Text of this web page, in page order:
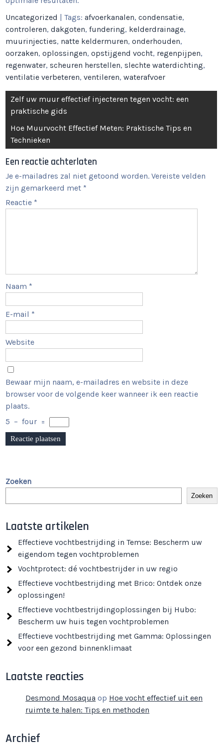
Uncategorized | Tags:afvoerkanalen,condensatie,
controleren,dakgoten,fundering, kelderdrainage,
muurinjecties, natte keldermuren,onderhouden,
oorzaken,oplossingen,opstijgend vocht, regenpijpen,
regenwater,scheuren herstellen,slechte waterdichting,
ventilatie verbeteren,ventileren,waterafvoer
Berichtnavigatie
Zelf uw muur effectief injecteren tegen vocht: een
praktische gids
Hoe Muurvocht Effectief Meten: Praktische Tips en
Technieken
Een reactie achterlaten
Je e-mailadres zal niet getoond worden. Vereiste velden
zijn gemarkeerd met *
Reactie *
Naam *
E-mail *
Website
Bewaar mijn naam, e-mailadres en website in deze
browser voor de volgende keer wanneer ik een reactie
plaats.
5 − four =
Zoeken
Zoeken
Laatste artikelen
Effectieve vochtbestrijding in Temse: Bescherm uw
eigendom tegen vochtproblemen
Vochtprotect: dé vochtbestrijder in uw regio
Effectieve vochtbestrijding met Brico: Ontdek onze
oplossingen!
Effectieve vochtbestrijdingoplossingen bij Hubo:
Bescherm uw huis tegen vochtproblemen
Effectieve vochtbestrijding met Gamma: Oplossingen
voor een gezond binnenklimaat
Laatste reacties
Desmond Mosaqua op Hoe vocht effectief uit een
ruimte te halen: Tips en methoden
Archief